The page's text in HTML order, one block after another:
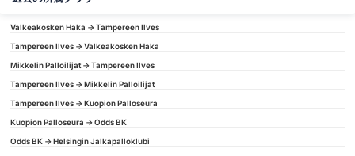
Valkeakosken Haka -> Tampereen Ilves
Tampereen Ilves -> Valkeakosken Haka
Mikkelin Palloilijat -> Tampereen Ilves
Tampereen Ilves -> Mikkelin Palloilijat
Tampereen Ilves -> Kuopion Palloseura
Kuopion Palloseura -> Odds BK
Odds BK -> Helsingin Jalkapalloklubi